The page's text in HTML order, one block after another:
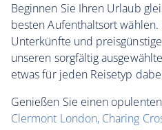
Beginnen Sie Ihren Urlaub
besten Aufenthaltsort
Unterkünfte und
unseren sorgfältig
etwas für jeden Reisetyp
Genießen Sie einen
Clermont London, Charing